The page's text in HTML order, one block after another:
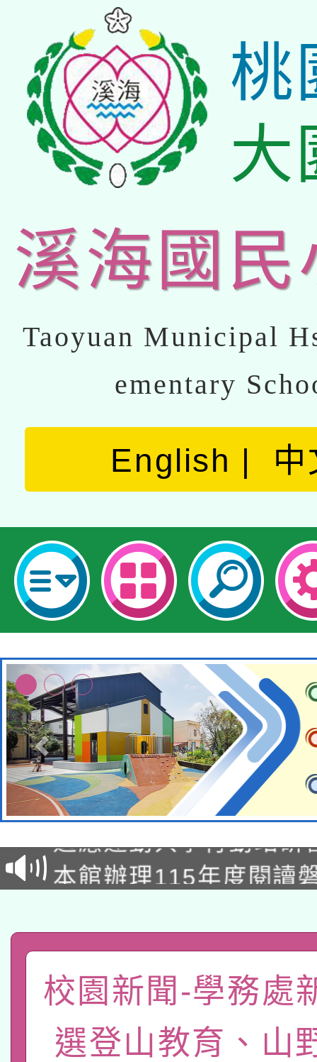
桃
大
溪海國民
Taoyuan Municipal
ementary
English 中
本校115學年度第2次
招)
適應運動共學行動站研
本館辦理115年度閱讀
礎課程
A3數位素養講師名單
「數位內容與教學軟體
pilot」
有關大陸委員會函釋公
薪期間赴陸應申請許可
轉知經濟部水利署委託
校園新聞-學務處
選登山教育、山